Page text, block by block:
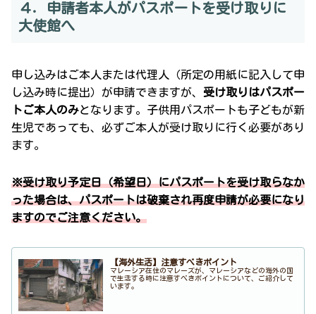
４．申請者本人がパスポートを受け取りに
大使館へ
申し込みはご本人または代理人（所定の用紙に記入して申
し込み時に提出）が申請できますが、 受け取りはパスポー
トご本人のみとなります。子供用パスポートも子どもが新
生児であっても、必ずご本人が受け取りに行く必要があり
ます。
※受け取り予定日（希望日）にパスポートを受け取らなか
った場合は、パスポートは破棄され再度申請が必要になり
ますのでご注意ください。
【海外生活】注意すべきポイント
マレーシア在住のマレーズが、マレーシアなどの海外の国
で生活する時に注意すべきポイントについて、ご紹介して
います。